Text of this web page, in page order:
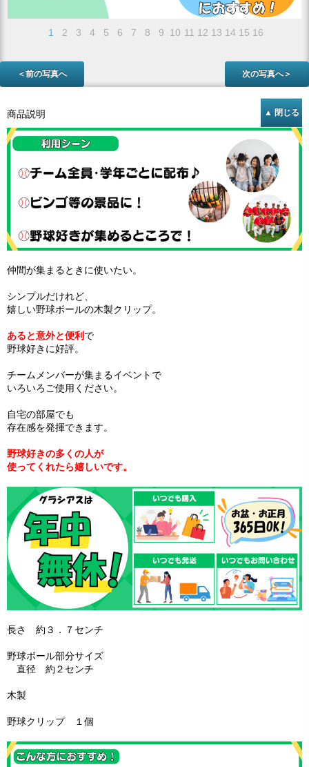
1 2 3 4 5 6 7 8 9 10 11 12 13 14 15 16
＜前の写真へ 次の写真へ＞
商品説明
仲間が集まるときに使いたい。
シンプルだけれど、
嬉しい野球ボールの木製クリップ。
あると意外と便利 で
野球好きに好評。
チームメンバーが集まるイベントで
いろいろご使用ください。
自宅の部屋でも
存在感を発揮できます。
野球好きの多くの人が
使ってくれたら嬉しいです。
長さ 約３．７センチ
野球ボール部分サイズ
直径 約２センチ
木製
野球クリップ １個